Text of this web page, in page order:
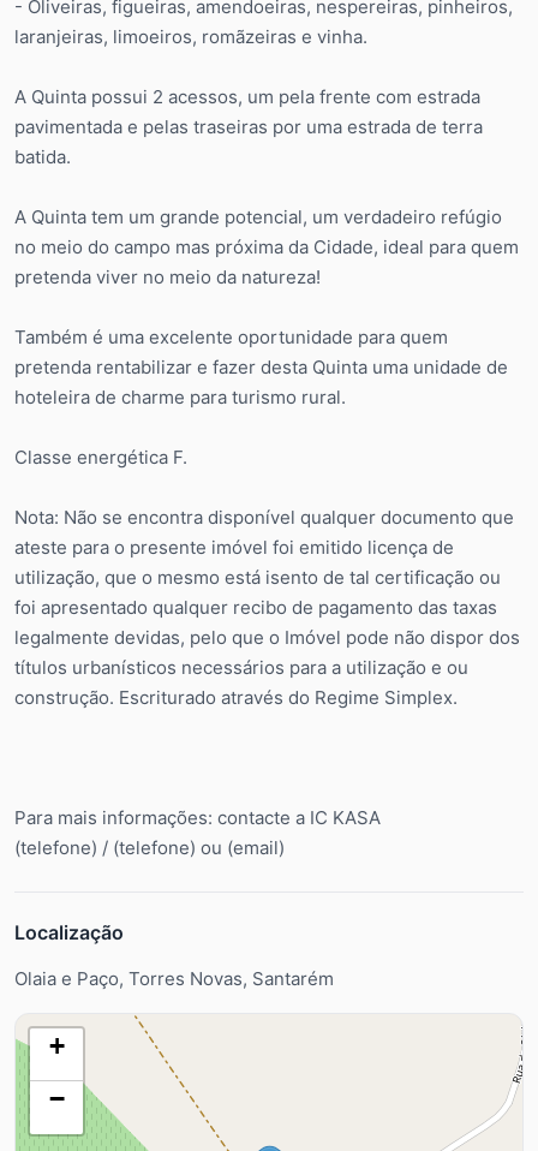
- Oliveiras, figueiras, amendoeiras, nespereiras, pinheiros,
laranjeiras, limoeiros, romãzeiras e vinha.
A Quinta possui 2 acessos, um pela frente com estrada
pavimentada e pelas traseiras por uma estrada de terra
batida.
A Quinta tem um grande potencial, um verdadeiro refúgio
no meio do campo mas próxima da Cidade, ideal para quem
pretenda viver no meio da natureza!
Também é uma excelente oportunidade para quem
pretenda rentabilizar e fazer desta Quinta uma unidade de
hoteleira de charme para turismo rural.
Classe energética F.
Nota: Não se encontra disponível qualquer documento que
ateste para o presente imóvel foi emitido licença de
utilização, que o mesmo está isento de tal certificação ou
foi apresentado qualquer recibo de pagamento das taxas
legalmente devidas, pelo que o Imóvel pode não dispor dos
títulos urbanísticos necessários para a utilização e ou
construção. Escriturado através do Regime Simplex.
Para mais informações: contacte a IC KASA
(telefone) / (telefone) ou (email)
Localização
Olaia e Paço, Torres Novas, Santarém
+
−